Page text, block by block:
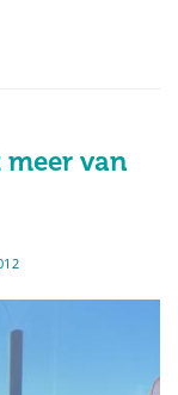
meer van